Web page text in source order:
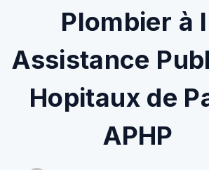
Plombier à
Assistance
Hopitaux de
APHP